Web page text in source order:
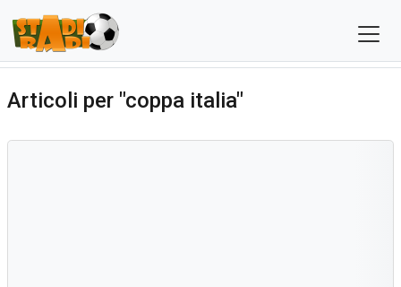
Articoli per "coppa italia"